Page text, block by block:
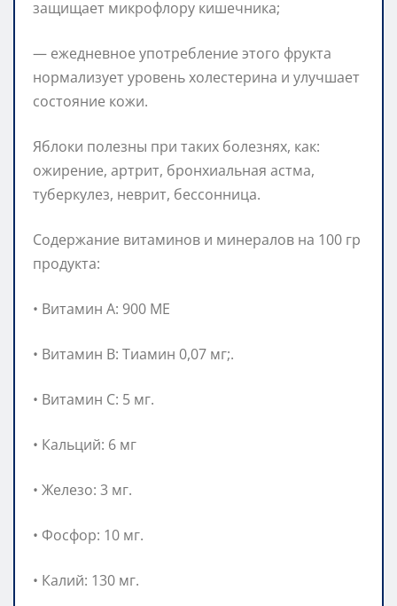
защищает микрофлору кишечника;
— ежедневное употребление этого фрукта
нормализует уровень холестерина и улучшает
состояние кожи.
Яблоки полезны при таких болезнях, как:
ожирение, артрит, бронхиальная астма,
туберкулез, неврит, бессонница.
Содержание витаминов и минералов на 100 гр
продукта:
• Витамин А: 900 МЕ
• Витамин B: Тиамин 0,07 мг;.
• Витамин С: 5 мг.
• Кальций: 6 мг
• Железо: 3 мг.
• Фосфор: 10 мг.
• Калий: 130 мг.